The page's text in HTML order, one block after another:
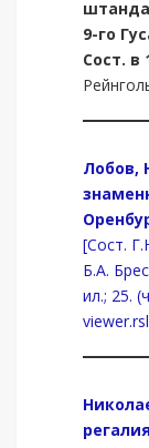
9-го
Сост. в
Лобов,
[Сост.
Б.А.
ил.; 25.